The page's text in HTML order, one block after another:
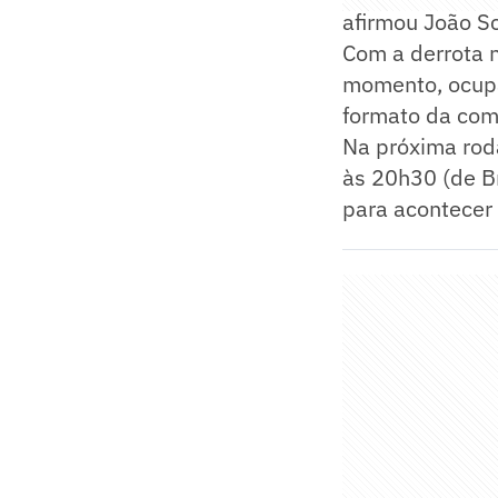
afirmou João
Com a derrota
momento,
formato da
Na próxima
às 20h30 (de
para